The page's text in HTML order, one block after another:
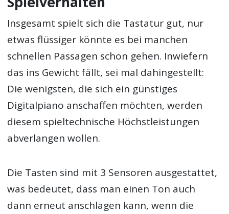
Insgesamt spielt sich die Tastatur gut, nur
etwas flüssiger könnte es bei manchen
schnellen Passagen schon gehen. Inwiefern
das ins Gewicht fällt, sei mal dahingestellt:
Die wenigsten, die sich ein günstiges
Digitalpiano anschaffen möchten, werden
diesem spieltechnische Höchstleistungen
abverlangen wollen.
Die Tasten sind mit 3 Sensoren ausgestattet,
was bedeutet, dass man einen Ton auch
dann erneut anschlagen kann, wenn die